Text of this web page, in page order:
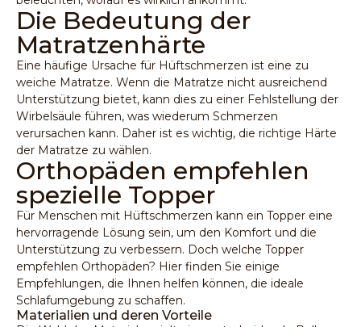
Die Bedeutung der
Matratzenhärte
Eine häufige Ursache für Hüftschmerzen ist eine zu
weiche Matratze. Wenn die Matratze nicht ausreichend
Unterstützung bietet, kann dies zu einer Fehlstellung der
Wirbelsäule führen, was wiederum Schmerzen
verursachen kann. Daher ist es wichtig, die richtige Härte
der Matratze zu wählen.
Orthopäden empfehlen
spezielle Topper
Für Menschen mit Hüftschmerzen kann ein Topper eine
hervorragende Lösung sein, um den Komfort und die
Unterstützung zu verbessern. Doch welche Topper
empfehlen Orthopäden? Hier finden Sie einige
Empfehlungen, die Ihnen helfen können, die ideale
Schlafumgebung zu schaffen.
Materialien und deren Vorteile